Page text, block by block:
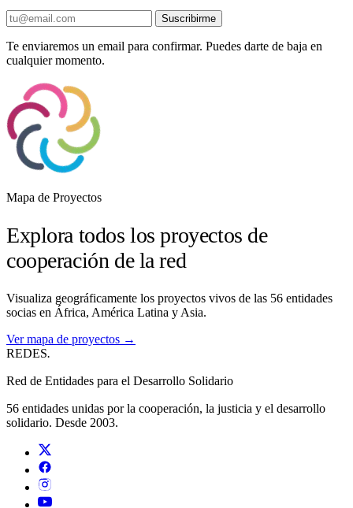
Suscribirme
Te enviaremos un email para confirmar. Puedes darte de baja en
cualquier momento.
Mapa de Proyectos
Explora todos los proyectos de
cooperación de la red
Visualiza geográficamente los proyectos vivos de las 56 entidades
socias en África, América Latina y Asia.
Ver mapa de proyectos →
REDES.
Red de Entidades para el Desarrollo Solidario
56 entidades unidas por la cooperación, la justicia y el desarrollo
solidario. Desde 2003.